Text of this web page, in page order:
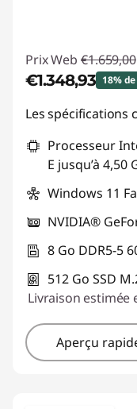
Prix Web €1.659,00
€1.348,93 18%
Bons de
Code de
Les spécifications
Processeur
E jusqu’à 4,50
Windows 11
NVIDIA®
8 Go DDR5-5
512 Go SSD
Livraison estimée
Aperçu